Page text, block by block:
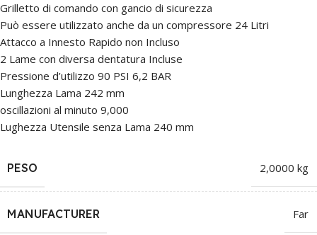
Grilletto di comando con gancio di sicurezza
Può essere utilizzato anche da un compressore 24 Litri
Attacco a Innesto Rapido non Incluso
2 Lame con diversa dentatura Incluse
Pressione d’utilizzo 90 PSI 6,2 BAR
Lunghezza Lama 242 mm
oscillazioni al minuto 9,000
Lughezza Utensile senza Lama 240 mm
PESO 2,0000 kg
MANUFACTURER Far